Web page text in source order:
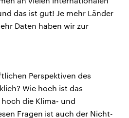
das ist gut! Je mehr Länder
Daten haben wir zur
Perspektiven des
Wie hoch ist das
die Klima- und
Fragen ist auch der Nicht-